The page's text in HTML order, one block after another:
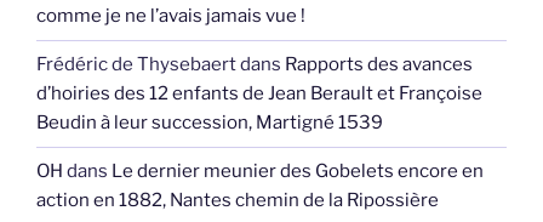
comme je ne l’avais jamais vue !
Frédéric de Thysebaertdans Rapports des avances
d’hoiries des 12 enfants de Jean Berault et Françoise
Beudin à leur succession, Martigné 1539
OH dans Le dernier meunier des Gobelets encore en
action en 1882, Nantes chemin de la Ripossière